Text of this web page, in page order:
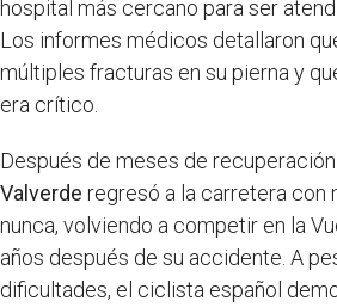
hospital más cercano para ser
Los informes médicos detallaron
múltiples fracturas en su pierna y
era crítico.
Después de meses de
Valverde regresó a la carretera con
nunca, volviendo a competir en la
años después de su accidente. A
dificultades, el ciclista español